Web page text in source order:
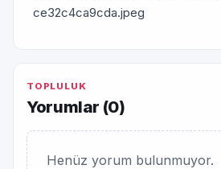
ce32c4ca9cda.jpeg
TOPLULUK
Yorumlar (0)
Henüz yorum bulunmuyor.